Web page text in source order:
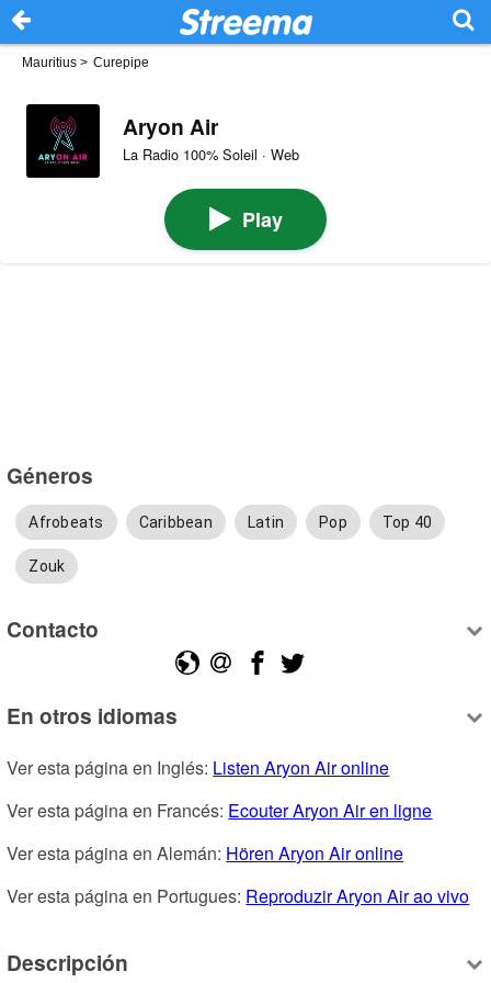
Mauritius > Curepipe
Aryon Air
La Radio 100% Soleil · Web
Play
Géneros
Afrobeats Caribbean Latin Pop Top 40
Zouk
Contacto
En otros idiomas
Ver esta página en Inglés: Listen Aryon Air online
Ver esta página en Francés: Ecouter Aryon Air en ligne
Ver esta página en Alemán: Hören Aryon Air online
Ver esta página en Portugues: Reproduzir Aryon Air ao vivo
Descripción